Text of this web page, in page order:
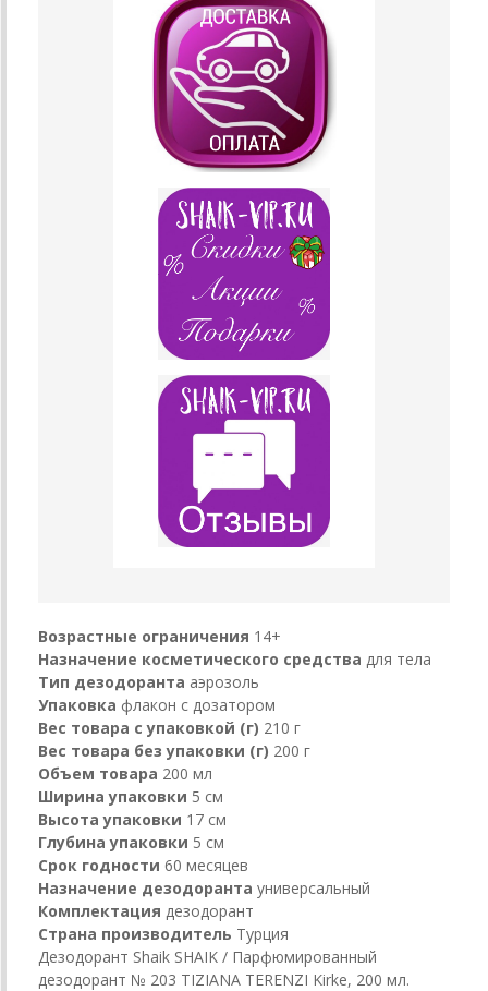
Возрастные ограничения 14+
Назначение косметического средства для тела
Тип дезодоранта аэрозоль
Упаковка флакон с дозатором
Вес товара с упаковкой (г) 210 г
Вес товара без упаковки (г) 200 г
Объем товара 200 мл
Ширина упаковки 5 см
Высота упаковки 17 см
Глубина упаковки 5 см
Срок годности 60 месяцев
Назначение дезодоранта универсальный
Комплектация дезодорант
Страна производитель Турция
Дезодорант Shaik SHAIK / Парфюмированный
дезодорант № 203 TIZIANA TERENZI Kirke, 200 мл.